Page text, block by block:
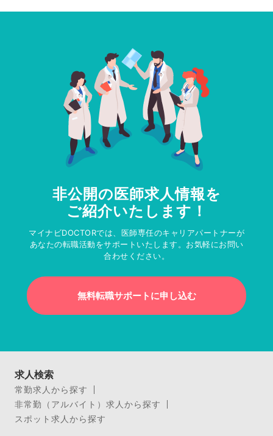
非公開の医師求人情報を
ご紹介いたします！
マイナビDOCTORでは、医師専任のキャリアパートナーが
あなたの転職活動をサポートいたします。お気軽にお問い
合わせください。
無料転職サポートに申し込む
求人検索
常勤求人から探す
非常勤（アルバイト）求人から探す
スポット求人から探す